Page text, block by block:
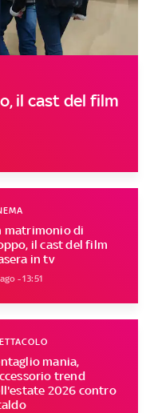
il cast del film
matrimonio di
il cast del film
in tv
- 13:51
mania,
trend
2026 contro